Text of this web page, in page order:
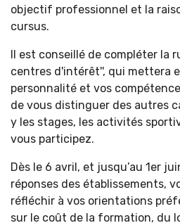
objectif professionnel et la
cursus.
Il est conseillé de compléter la
centres d'intérêt'', qui mettera
personnalité et vos
de vous distinguer des autres
y les stages, les activités
vous participez.
Dès le 6 avril, et jusqu’au 1er
réponses des établissements,
réfléchir à vos orientations
sur le coût de la formation, du